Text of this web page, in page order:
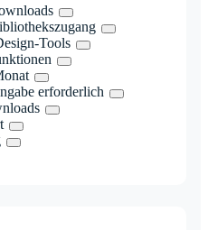
Tools
erforderlich